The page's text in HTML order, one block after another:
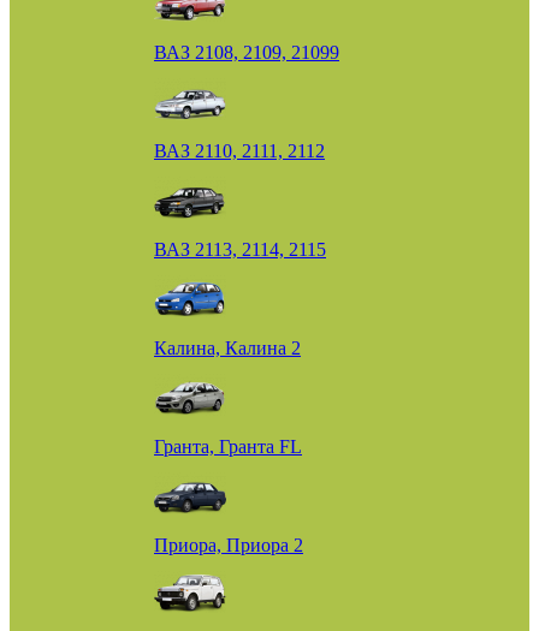
ВАЗ 2108, 2109, 21099
ВАЗ 2110, 2111, 2112
ВАЗ 2113, 2114, 2115
Калина, Калина 2
Гранта, Гранта FL
Приора, Приора 2